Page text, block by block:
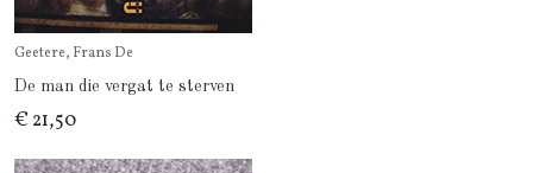
Geetere, Frans De
De man die vergat te sterven
€ 21,50